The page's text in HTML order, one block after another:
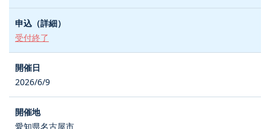
受付終了
2026/6/9
愛知県名古屋市